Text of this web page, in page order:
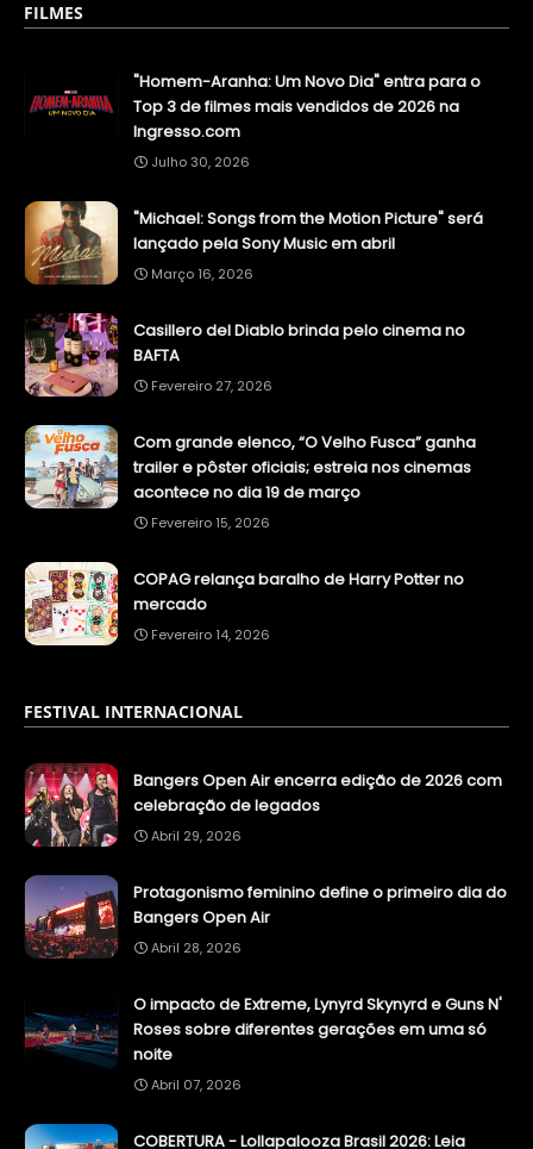
FILMES
"Homem-Aranha: Um Novo Dia" entra para o
Top 3 de filmes mais vendidos de 2026 na
Ingresso.com
Julho 30, 2026
"Michael: Songs from the Motion Picture" será
lançado pela Sony Music em abril
Março 16, 2026
Casillero del Diablo brinda pelo cinema no
BAFTA
Fevereiro 27, 2026
Com grande elenco, “O Velho Fusca” ganha
trailer e pôster oficiais; estreia nos cinemas
acontece no dia 19 de março
Fevereiro 15, 2026
COPAG relança baralho de Harry Potter no
mercado
Fevereiro 14, 2026
FESTIVAL INTERNACIONAL
Bangers Open Air encerra edição de 2026 com
celebração de legados
Abril 29, 2026
Protagonismo feminino define o primeiro dia do
Bangers Open Air
Abril 28, 2026
O impacto de Extreme, Lynyrd Skynyrd e Guns N'
Roses sobre diferentes gerações em uma só
noite
Abril 07, 2026
COBERTURA - Lollapalooza Brasil 2026: Leia